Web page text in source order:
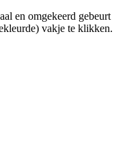
en omgekeerd gebeurt
vakje te klikken.